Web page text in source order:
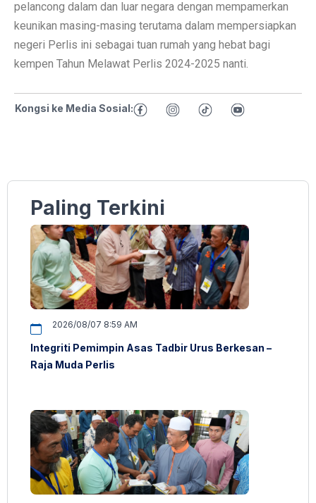
pelancong dalam dan luar negara dengan mempamerkan
keunikan masing-masing terutama dalam mempersiapkan
negeri Perlis ini sebagai tuan rumah yang hebat bagi
kempen Tahun Melawat Perlis 2024-2025 nanti.
Kongsi ke Media Sosial:
Paling Terkini
2026/08/07 8:59 AM
Integriti Pemimpin Asas Tadbir Urus Berkesan –
Raja Muda Perlis